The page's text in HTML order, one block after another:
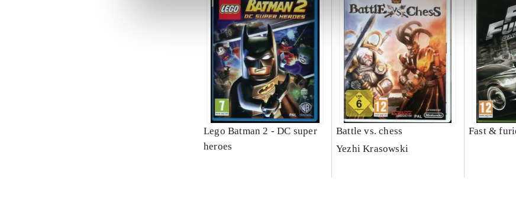
Lego Batman 2 - DC super
heroes
Battle vs. chess
Yezhi Krasowski
Fast &